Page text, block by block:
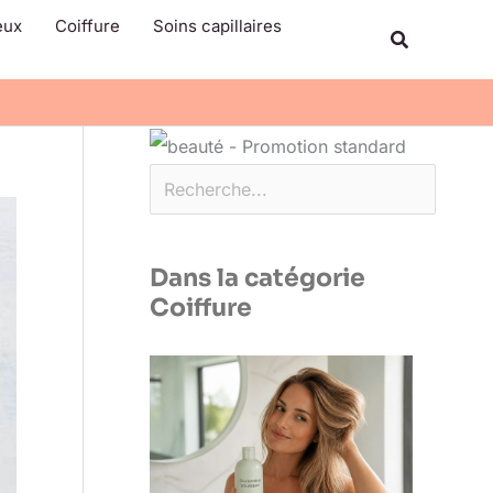
Coiffure Soins capillaires
Rechercher
Dans la catégorie
Coiffure